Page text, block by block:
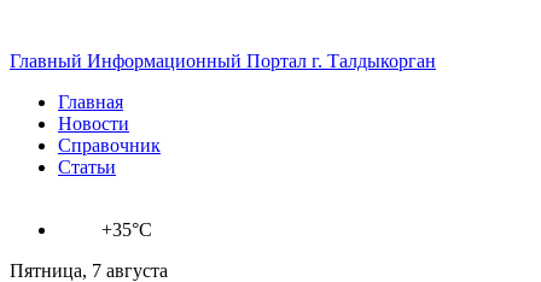
Главный Информационный Портал г. Талдыкорган
Главная
Новости
Справочник
Статьи
+35°C
Пятница, 7 августа